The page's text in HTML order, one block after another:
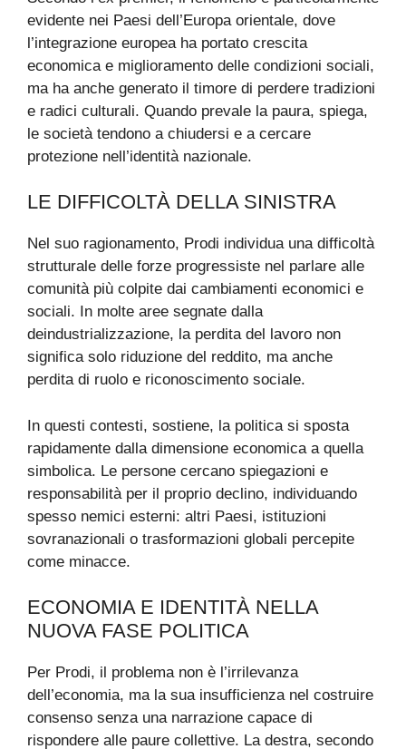
evidente nei Paesi dell’Europa orientale, dove
l’integrazione europea ha portato crescita
economica e miglioramento delle condizioni sociali,
ma ha anche generato il timore di perdere tradizioni
e radici culturali. Quando prevale la paura, spiega,
le società tendono a chiudersi e a cercare
protezione nell’identità nazionale.
LE DIFFICOLTÀ DELLA SINISTRA
Nel suo ragionamento, Prodi individua una difficoltà
strutturale delle forze progressiste nel parlare alle
comunità più colpite dai cambiamenti economici e
sociali. In molte aree segnate dalla
deindustrializzazione, la perdita del lavoro non
significa solo riduzione del reddito, ma anche
perdita di ruolo e riconoscimento sociale.
In questi contesti, sostiene, la politica si sposta
rapidamente dalla dimensione economica a quella
simbolica. Le persone cercano spiegazioni e
responsabilità per il proprio declino, individuando
spesso nemici esterni: altri Paesi, istituzioni
sovranazionali o trasformazioni globali percepite
come minacce.
ECONOMIA E IDENTITÀ NELLA
NUOVA FASE POLITICA
Per Prodi, il problema non è l’irrilevanza
dell’economia, ma la sua insufficienza nel costruire
consenso senza una narrazione capace di
rispondere alle paure collettive. La destra, secondo